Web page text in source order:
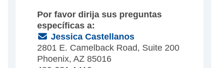
Por favor dirija sus preguntas
específicas a:
(Email)
Jessica Castellanos
2801 E. Camelback Road, Suite 200
Phoenix, AZ 85016